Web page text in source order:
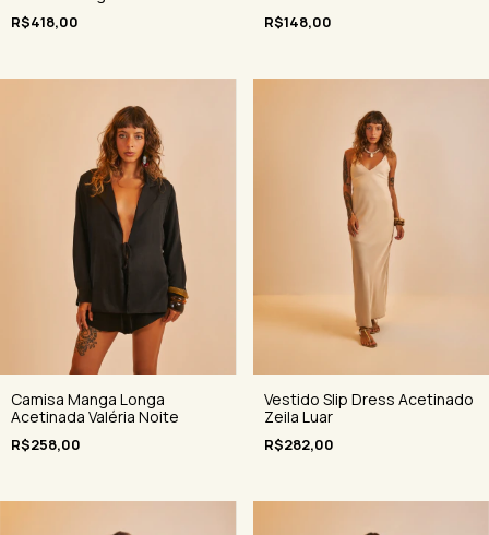
R$418,00 R$148,00
Camisa Manga Longa
Acetinada Valéria Noite
R$258,00
Vestido Slip Dress Acetinado
Zeila Luar
R$282,00